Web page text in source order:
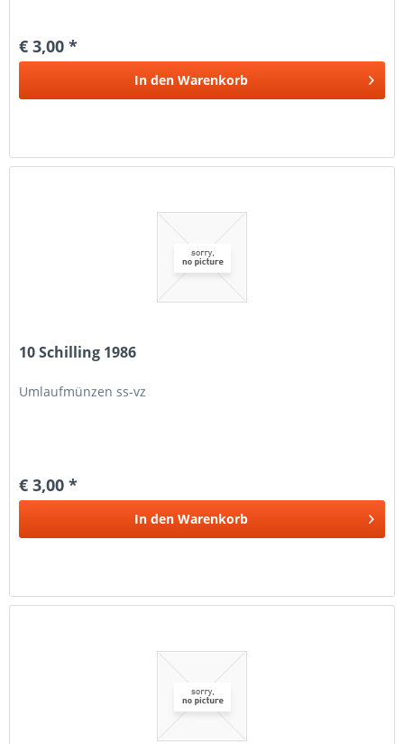
€ 3,00 *
In den Warenkorb
10 Schilling 1986
Umlaufmünzen ss-vz
€ 3,00 *
In den Warenkorb